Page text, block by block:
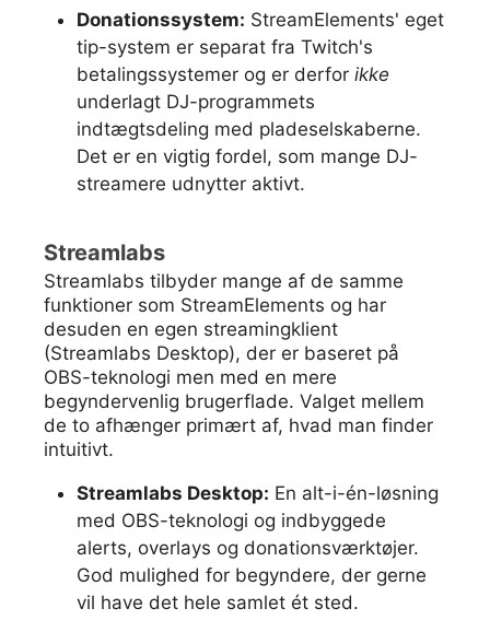
Donationssystem: StreamElements' eget
tip-system er separat fra Twitch's
betalingssystemer og er derfor ikke
underlagt DJ-programmets
indtægtsdeling med pladeselskaberne.
Det er en vigtig fordel, som mange DJ-
streamere udnytter aktivt.
Streamlabs
Streamlabs tilbyder mange af de samme
funktioner som StreamElements og har
desuden en egen streamingklient
(Streamlabs Desktop), der er baseret på
OBS-teknologi men med en mere
begyndervenlig brugerflade. Valget mellem
de to afhænger primært af, hvad man finder
intuitivt.
Streamlabs Desktop: En alt-i-én-løsning
med OBS-teknologi og indbyggede
alerts, overlays og donationsværktøjer.
God mulighed for begyndere, der gerne
vil have det hele samlet ét sted.